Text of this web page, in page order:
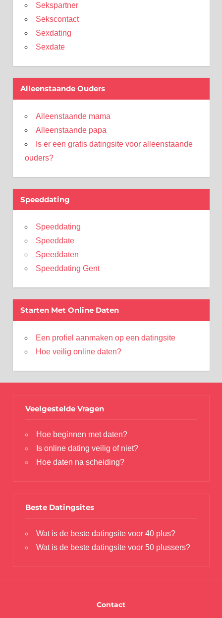
Sekspartner
Sekscontact
Sexdating
Sexdate
Alleenstaande Ouders
Alleenstaande mama
Alleenstaande papa
Is er een gratis datingsite voor alleenstaande
ouders?
Speeddating
Speeddating
Speeddate
Speeddaten
Speeddating Gent
Starten Met Online Daten
Een profiel aanmaken op een datingsite
Hoe veilig online daten?
Veelgestelde Vragen
Hoe beginnen met daten?
Is online dating veilig of niet?
Hoe daten na scheiding?
Beste Datingsites
Wat is de beste datingsite voor 40 plus?
Wat is de beste datingsite voor 50 plussers?
Contact